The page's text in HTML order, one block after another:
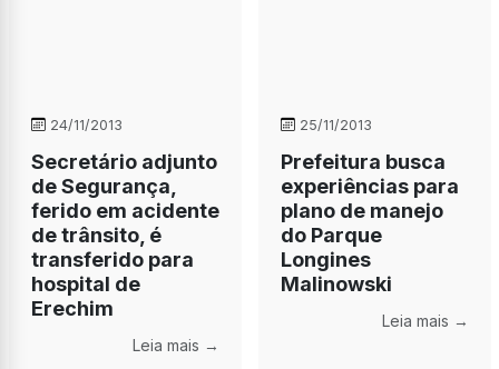
24/11/2013
Secretário adjunto
de Segurança,
ferido em acidente
de trânsito, é
transferido para
hospital de
Erechim
Leia mais →
25/11/2013
Prefeitura busca
experiências para
plano de manejo
do Parque
Longines
Malinowski
Leia mais →